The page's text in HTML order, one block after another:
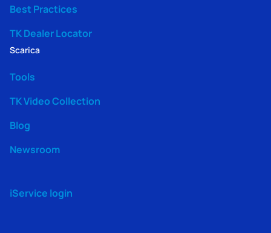
Best Practices
TK Dealer Locator
Scarica
Tools
TK Video Collection
Blog
Newsroom
iService login